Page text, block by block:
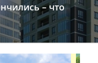
– что